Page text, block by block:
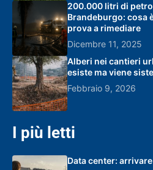
200.000 litri di
Brandeburgo: cosa
prova a rimediare
Dicembre 11, 2025
Alberi nei cantieri
esiste ma viene
Febbraio 9, 2026
I più letti
Data center: